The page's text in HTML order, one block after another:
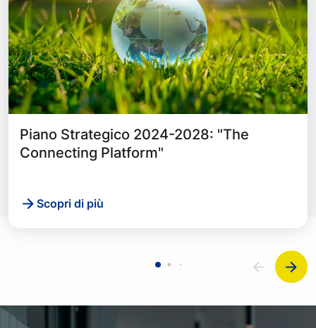
Piano Strategico 2024-2028: "The
Connecting Platform"
Scopri di più